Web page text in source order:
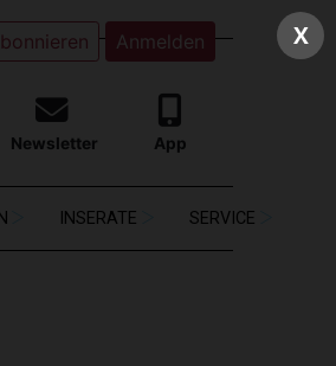
Anmelden
Newsletter App
INSERATE SERVICE
X